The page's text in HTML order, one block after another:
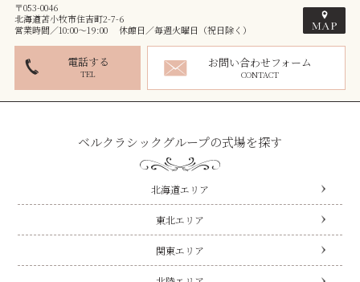
〒053-0046
北海道苫小牧市住吉町2-7-6
営業時間／10:00～19:00 休館日／毎週火曜日（祝日除く）
電話する
TEL
お問い合わせフォーム
CONTACT
ベルクラシックグループの式場を探す
北海道エリア
東北エリア
関東エリア